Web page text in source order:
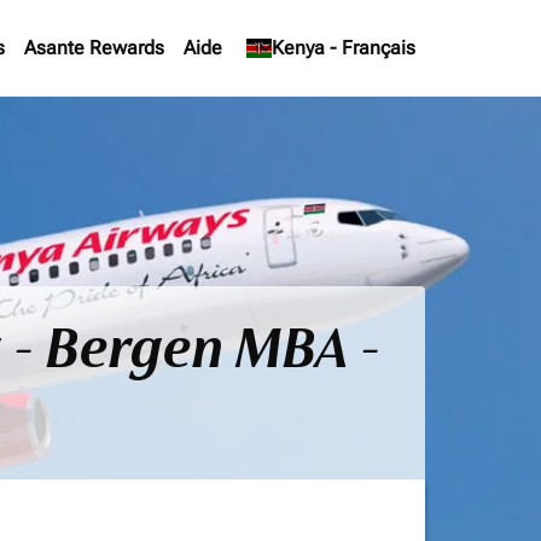
Asante Rewards Aide Kenya - Français
keyboard_arrow_down
Bergen MBA -